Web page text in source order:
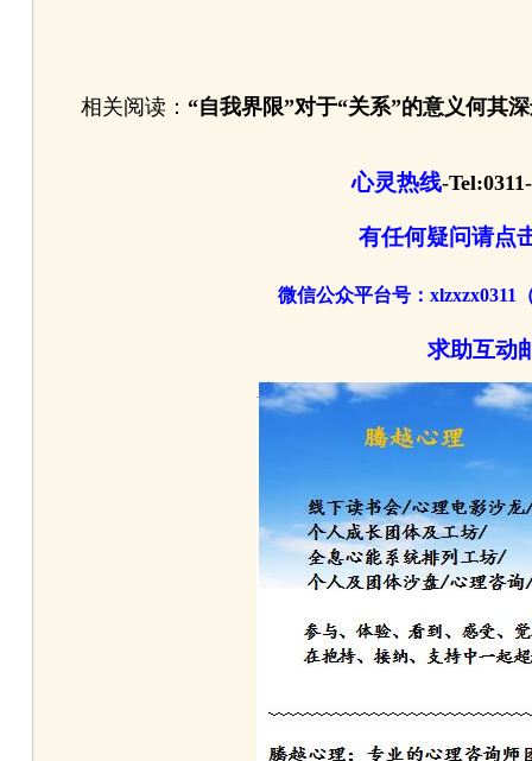
相关阅读： “自我界限”对于“关系”的意义何其
心灵热线-
有任何疑问请点
微信公众平台号：xlzxzx0311
求助互动